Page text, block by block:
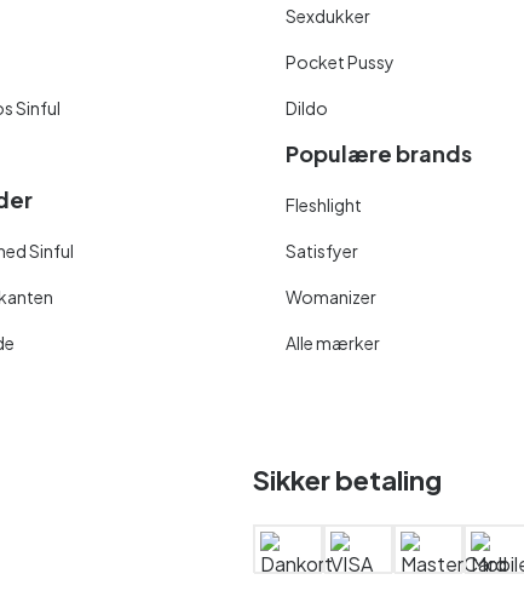
Sinful
Sinful
Sexdukker
Pocket Pussy
Dildo
Populære brands
Fleshlight
Satisfyer
Womanizer
Alle mærker
Sikker betaling